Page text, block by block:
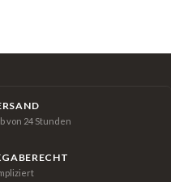
von 24 Stunden